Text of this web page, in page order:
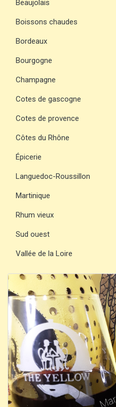
Beaujolais
Boissons chaudes
Bordeaux
Bourgogne
Champagne
Cotes de gascogne
Cotes de provence
Côtes du Rhône
Épicerie
Languedoc-Roussillon
Martinique
Rhum vieux
Sud ouest
Vallée de la Loire